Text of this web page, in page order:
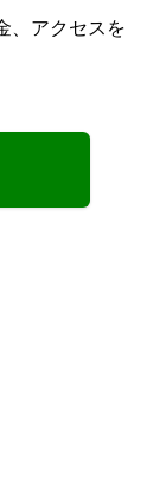
、アクセスを